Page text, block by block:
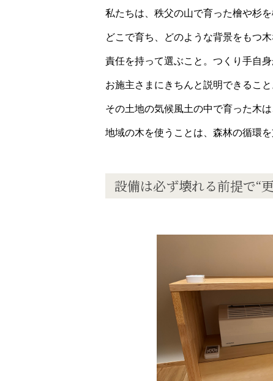
私たちは、秩父の山で育った檜や杉を
どこで育ち、どのような背景をもつ
責任を持って選ぶこと。つくり手自身
お施主さまにきちんと説明できるこ
その土地の気候風土の中で育った木
地域の木を使うことは、森林の循環
設備は必ず壊れる前提で“